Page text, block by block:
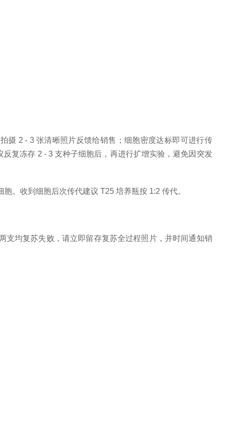
摄 2 - 3 张清晰照片反馈给销售；细胞密度达标即可进行传
复冻存 2 - 3 支种子细胞后，再进行扩增实验，避免因突发
胞。收到细胞后次传代建议 T25 培养瓶按 1:2 传代。
支均复苏失败，请立即留存复苏全过程照片，并时间通知销